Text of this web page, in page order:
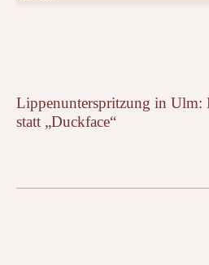
Lippenunterspritzung in Ulm:
statt „Duckface“